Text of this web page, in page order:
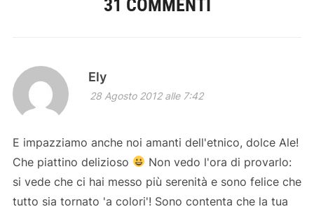
31 COMMENTI
Ely
28 Agosto 2012 alle 7:42
E impazziamo anche noi amanti dell'etnico, dolce Ale!
Che piattino delizioso
Non vedo l'ora di provarlo:
si vede che ci hai messo più serenità e sono felice che
tutto sia tornato 'a colori'! Sono contenta che la tua